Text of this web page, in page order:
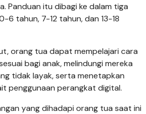
Panduan itu dibagi ke dalam tiga
6 tahun, 7-12 tahun, dan 13-18
orang tua dapat mempelajari cara
bagi anak, melindungi mereka
tidak layak, serta menetapkan
penggunaan perangkat digital.
yang dihadapi orang tua saat ini